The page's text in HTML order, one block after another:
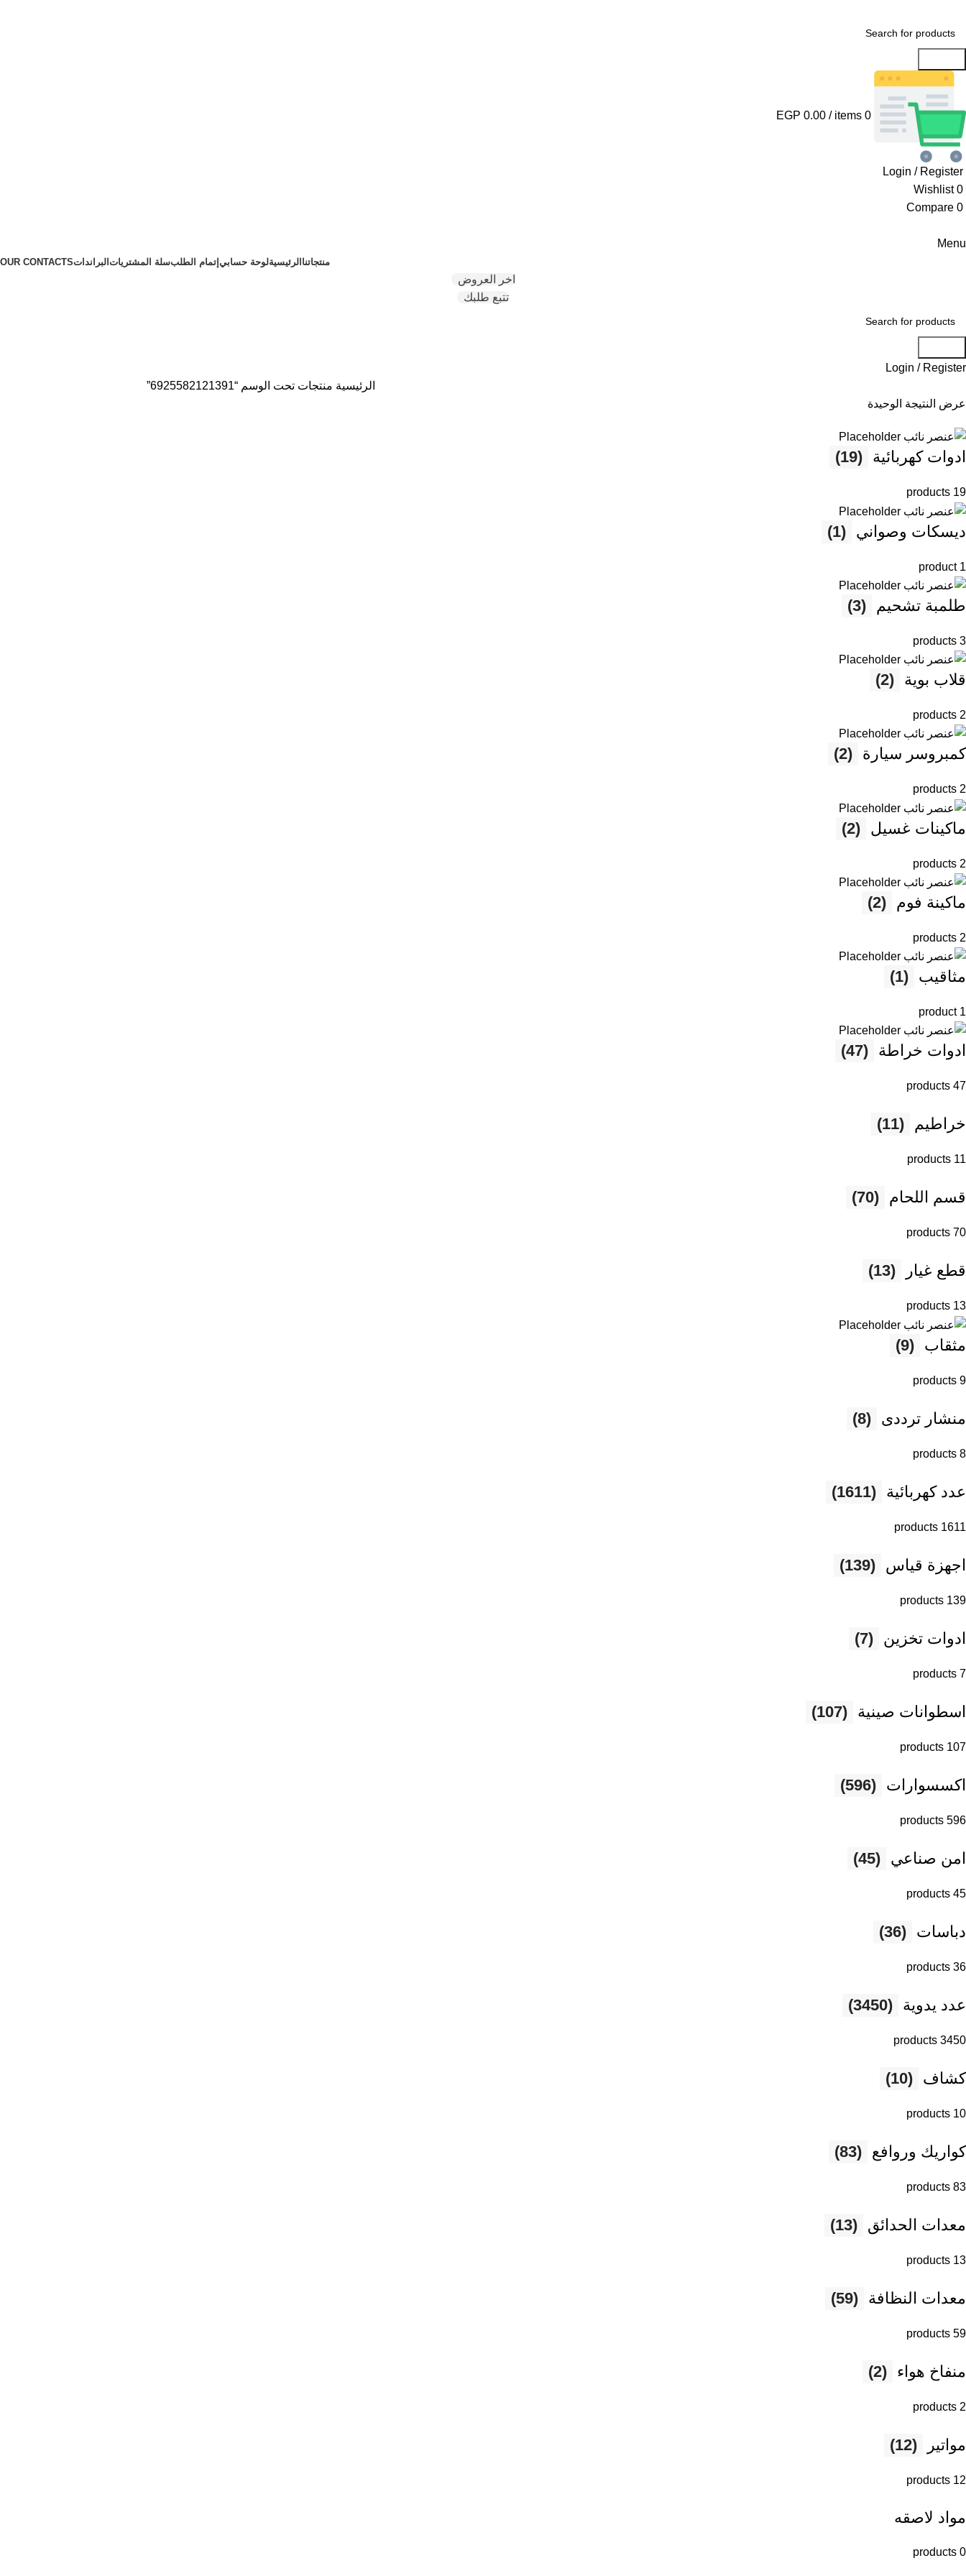
0
items
/
EGP 0.00
Login / Register
0
Wishlist
0
Compare
Menu
منتجاتنا الرئيسيةلوحة حسابي إتمام الطلبسلة المشتريات البرانداتOUR CONTACTS
اخر العروض
تتبع طلبك
Login / Register
الرئيسية منتجات تحت الوسم “6925582121391”
عرض النتيجة الوحيدة
ادوات كهربائية (19)
19 products
ديسكات وصواني (1)
1 product
طلمبة تشحيم (3)
3 products
قلاب بوية (2)
2 products
كمبروسر سيارة (2)
2 products
ماكينات غسيل (2)
2 products
ماكينة فوم (2)
2 products
مثاقيب (1)
1 product
ادوات خراطة (47)
47 products
خراطيم (11)
11 products
قسم اللحام (70)
70 products
قطع غيار (13)
13 products
مثقاب (9)
9 products
منشار ترددى (8)
8 products
عدد كهربائية (1611)
1611 products
اجهزة قياس (139)
139 products
ادوات تخزين (7)
7 products
اسطوانات صينية (107)
107 products
اكسسوارات (596)
596 products
امن صناعي (45)
45 products
دباسات (36)
36 products
عدد يدوية (3450)
3450 products
كشاف (10)
10 products
كواريك وروافع (83)
83 products
معدات الحدائق (13)
13 products
معدات النظافة (59)
59 products
منفاخ هواء (2)
2 products
مواتير (12)
12 products
مواد لاصقه
0 products